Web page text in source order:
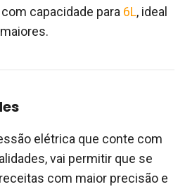
capacidade para 6L, ideal
elétrica que conte com
vai permitir que se
com maior precisão e